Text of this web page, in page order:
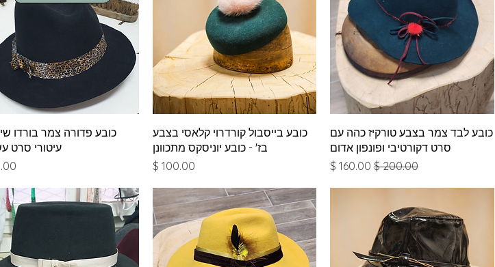
תצוגה מהירה
כובע לבד צמר בצבע טורקיז כהה עם
סרט דקורטיבי ופונפון אדום
מחיר רגיל מחיר מבצע
תצוגה מהירה
כובע בייסבול קורדרוי קלאסי בצבע
בז' - כובע יוניסקס מתכוונן
מחיר
תצוגה מהירה
כובע פדורה צמר בורדו
עיטורי סרט